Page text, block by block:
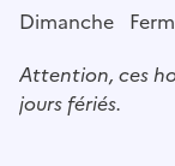
Dimanche
Attention, ces
jours fériés.